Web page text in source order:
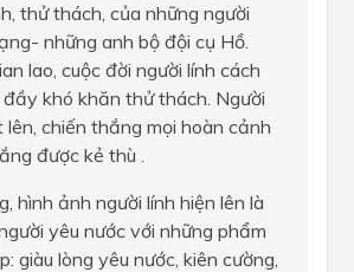
thử thách, của những người
những anh bộ đội cụ Hồ.
lao, cuộc đời người lính cách
khó khăn thử thách. Người
lên, chiến thắng mọi hoàn cảnh
được kẻ thù .
hình ảnh người lính hiện lên là
yêu nước với những phẩm
giàu lòng yêu nước, kiên cường,